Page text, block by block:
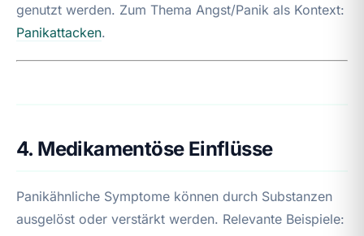
genutzt werden. Zum Thema Angst/Panik als Kontext:
Panikattacken.
4. Medikamentöse Einflüsse
Panikähnliche Symptome können durch Substanzen
ausgelöst oder verstärkt werden. Relevante Beispiele: